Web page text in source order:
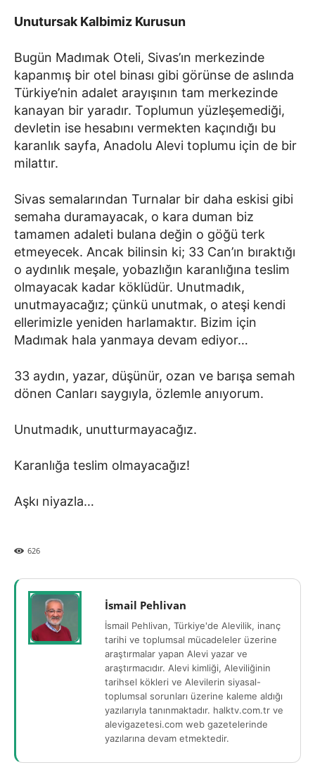
Unutursak Kalbimiz Kurusun
Bugün Madımak Oteli, Sivas’ın merkezinde
kapanmış bir otel binası gibi görünse de aslında
Türkiye’nin adalet arayışının tam merkezinde
kanayan bir yaradır. Toplumun yüzleşemediği,
devletin ise hesabını vermekten kaçındığı bu
karanlık sayfa, Anadolu Alevi toplumu için de bir
milattır.
Sivas semalarından Turnalar bir daha eskisi gibi
semaha duramayacak, o kara duman biz
tamamen adaleti bulana değin o göğü terk
etmeyecek. Ancak bilinsin ki; 33 Can’ın bıraktığı
o aydınlık meşale, yobazlığın karanlığına teslim
olmayacak kadar köklüdür. Unutmadık,
unutmayacağız; çünkü unutmak, o ateşi kendi
ellerimizle yeniden harlamaktır. Bizim için
Madımak hala yanmaya devam ediyor…
33 aydın, yazar, düşünür, ozan ve barışa semah
dönen Canları saygıyla, özlemle anıyorum.
Unutmadık, unutturmayacağız.
Karanlığa teslim olmayacağız!
Aşkı niyazla…
626
İsmail Pehlivan
İsmail Pehlivan, Türkiye'de Alevilik, inanç
tarihi ve toplumsal mücadeleler üzerine
araştırmalar yapan Alevi yazar ve
araştırmacıdır. Alevi kimliği, Aleviliğinin
tarihsel kökleri ve Alevilerin siyasal-
toplumsal sorunları üzerine kaleme aldığı
yazılarıyla tanınmaktadır. halktv.com.tr ve
alevigazetesi.com web gazetelerinde
yazılarına devam etmektedir.